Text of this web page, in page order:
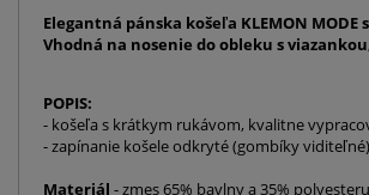
Elegantná pánska košeľa KLEMON
Vhodná na nosenie do obleku s
POPIS:
- košeľa s krátkym rukávom, kvalitne
- zapínanie košele odkryté (gombíky
Materiál - zmes 65% bavlny a 35% polyesteru